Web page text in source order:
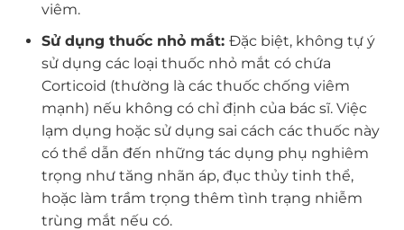
viêm.
Sử dụng thuốc nhỏ mắt: Đặc biệt, không tự ý
sử dụng các loại thuốc nhỏ mắt có chứa
Corticoid (thường là các thuốc chống viêm
mạnh) nếu không có chỉ định của bác sĩ. Việc
lạm dụng hoặc sử dụng sai cách các thuốc này
có thể dẫn đến những tác dụng phụ nghiêm
trọng như tăng nhãn áp, đục thủy tinh thể,
hoặc làm trầm trọng thêm tình trạng nhiễm
trùng mắt nếu có.